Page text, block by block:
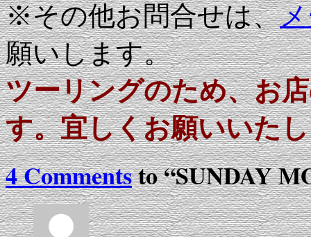
※その他お問合せは、
願いします。
ツーリングのため、お
す。宜しくお願いいた
4 Commentsto “SUNDAY